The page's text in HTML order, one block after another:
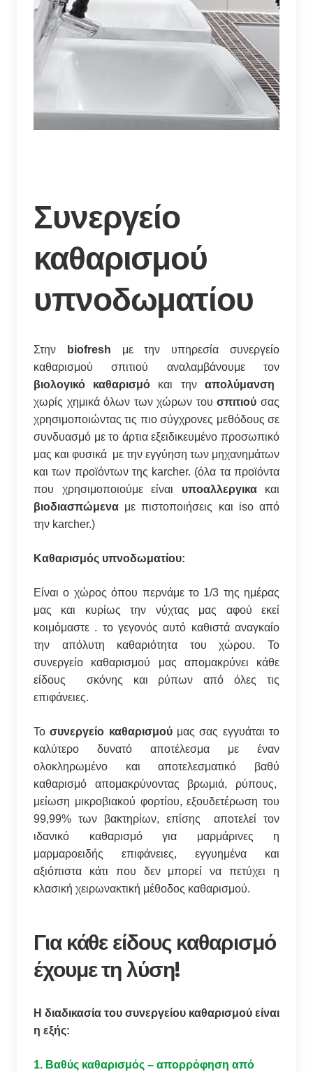
Συνεργείο
καθαρισμού
υπνοδωματίου
Στην biofresh με την υπηρεσία συνεργείο
καθαρισμού σπιτιού αναλαμβάνουμε τον
βιολογικό καθαρισμό και την απολύμανση
χωρίς χημικά όλων των χώρων τουσπιτιού σας
χρησιμοποιώντας τις πιο σύγχρονες μεθόδους σε
συνδυασμό με το άρτια εξειδικευμένο προσωπικό
μας και φυσικά με την εγγύηση των μηχανημάτων
και των προϊόντων της karcher. (όλα τα προϊόντα
που χρησιμοποιούμε είναι υποαλλεργικακαι
βιοδιασπώμενα με πιστοποιήσεις και iso από
την karcher.)
Καθαρισμός υπνοδωματίου:
Είναι ο χώρος όπου περνάμε το 1/3 της ημέρας
μας και κυρίως την νύχτας μας αφού εκεί
κοιμόμαστε . το γεγονός αυτό καθιστά αναγκαίο
την απόλυτη καθαριότητα του χώρου. Το
συνεργείο καθαρισμού μας απομακρύνει κάθε
είδους σκόνης και ρύπων από όλες τις
επιφάνειες.
Τοσυνεργείο καθαρισμούμας σας εγγυάται το
καλύτερο δυνατό αποτέλεσμα με έναν
ολοκληρωμένο και αποτελεσματικό βαθύ
καθαρισμό απομακρύνοντας βρωμιά, ρύπους,
μείωση μικροβιακού φορτίου, εξουδετέρωση του
99,99% των βακτηρίων, επίσης αποτελεί τον
ιδανικό καθαρισμό για μαρμάρινες η
μαρμαροειδής επιφάνειες, εγγυημένα και
αξιόπιστα κάτι που δεν μπορεί να πετύχει η
κλασική χειρωνακτική μέθοδος καθαρισμού.
Για κάθε είδους καθαρισμό
έχουμε τη λύση!
Η διαδικασία του συνεργείου καθαρισμού είναι
η εξής:
1. Βαθύς καθαρισμός – απορρόφηση από